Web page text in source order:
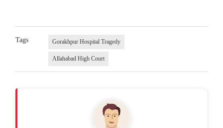
Tags Gorakhpur Hospital Tragedy
Allahabad High Court